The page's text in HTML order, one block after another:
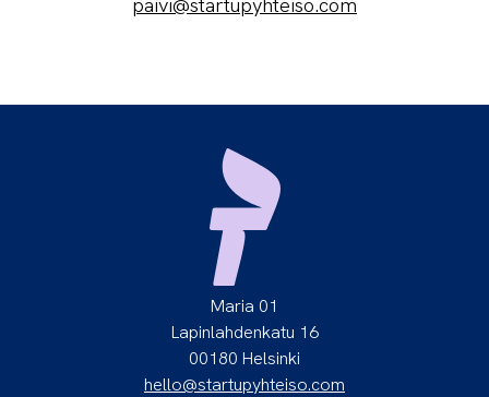
Maria 01
Lapinlahdenkatu 16
00180 Helsinki
hello@startupyhteiso.com